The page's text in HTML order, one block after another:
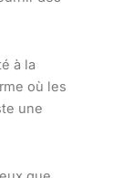
à la
où les
une